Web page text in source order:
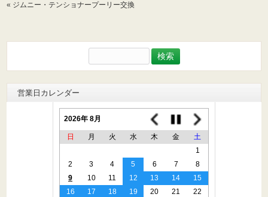
« ジムニー・テンショナープーリー交換
索:
営業日カレンダー
2026年 8月
日 月 火 水 木 金
土
1
2
3 4 5 6 7
8
9
10 11 12 13 14
15
16
17 18 19 20 21
22